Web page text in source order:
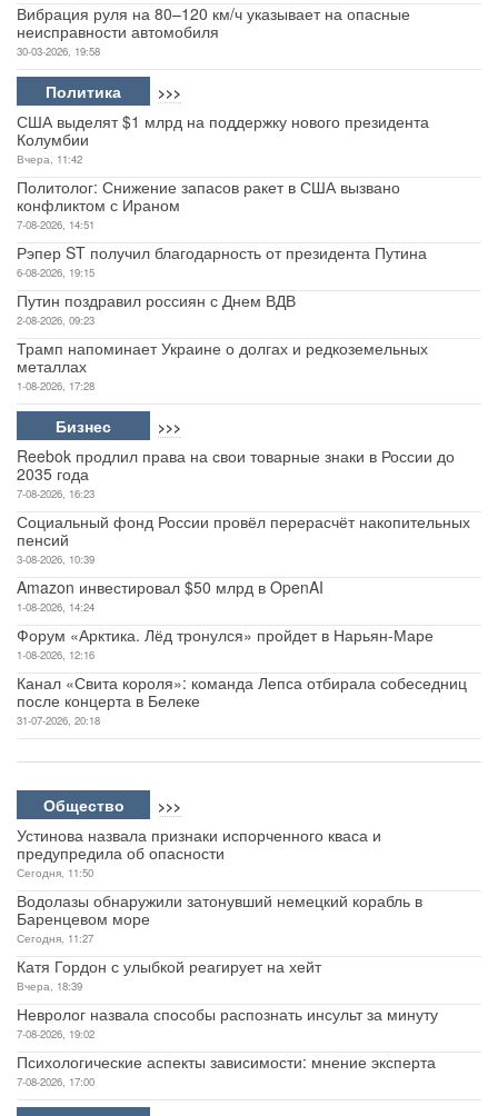
Вибрация руля на 80–120 км/ч указывает на опасные
неисправности автомобиля
30-03-2026, 19:58
Политика >>>
США выделят $1 млрд на поддержку нового президента
Колумбии
Вчера, 11:42
Политолог: Снижение запасов ракет в США вызвано
конфликтом с Ираном
7-08-2026, 14:51
Рэпер ST получил благодарность от президента Путина
6-08-2026, 19:15
Путин поздравил россиян с Днем ВДВ
2-08-2026, 09:23
Трамп напоминает Украине о долгах и редкоземельных
металлах
1-08-2026, 17:28
Бизнес >>>
Reebok продлил права на свои товарные знаки в России до
2035 года
7-08-2026, 16:23
Социальный фонд России провёл перерасчёт накопительных
пенсий
3-08-2026, 10:39
Amazon инвестировал $50 млрд в OpenAI
1-08-2026, 14:24
Форум «Арктика. Лёд тронулся» пройдет в Нарьян-Маре
1-08-2026, 12:16
Канал «Свита короля»: команда Лепса отбирала собеседниц
после концерта в Белеке
31-07-2026, 20:18
Общество >>>
Устинова назвала признаки испорченного кваса и
предупредила об опасности
Сегодня, 11:50
Водолазы обнаружили затонувший немецкий корабль в
Баренцевом море
Сегодня, 11:27
Катя Гордон с улыбкой реагирует на хейт
Вчера, 18:39
Невролог назвала способы распознать инсульт за минуту
7-08-2026, 19:02
Психологические аспекты зависимости: мнение эксперта
7-08-2026, 17:00